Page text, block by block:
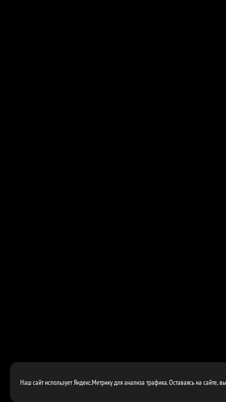
Наш сайт использует Яндекс.Метрику для анализа трафика. Оставаясь на сайте,